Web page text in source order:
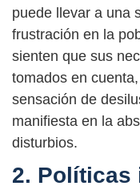
puede llevar a una
frustración en la
sienten que sus
tomados en
sensación de
manifiesta en la
disturbios.
2. Políticas